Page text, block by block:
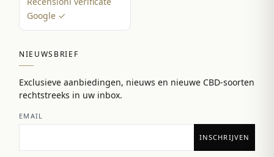
Google ✓
NIEUWSBRIEF
Exclusieve aanbiedingen, nieuws en nieuwe CBD-soorten
rechtstreeks in uw inbox.
EMAIL